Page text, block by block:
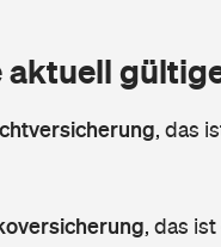
aktuell
, das
, das ist